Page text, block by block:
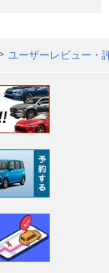
ユーザーレビュー・